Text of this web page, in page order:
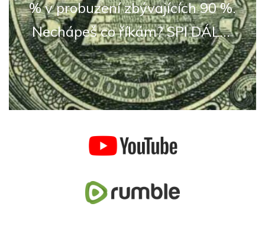
% v probuzení zbývajících 90 %.
Nechápeš co říkám? SPI DÁL...